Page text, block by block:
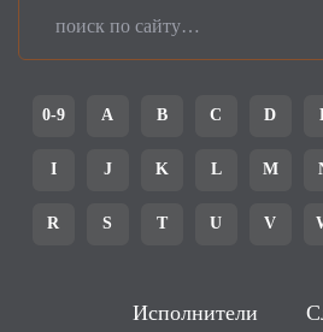
0-9 A B C D
I J K L M
R S T U V
Исполнители